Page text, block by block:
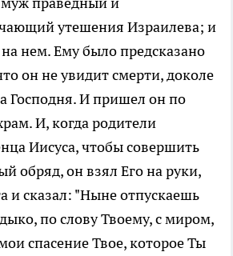
утешения Израилева; и
нем. Ему было предсказано
он не увидит смерти, доколе
Господня. И пришел он по
И, когда родители
Иисуса, чтобы совершить
обряд, он взял Его на руки,
и сказал: "Ныне отпускаешь
по слову Твоему, с миром,
спасение Твое, которое Ты